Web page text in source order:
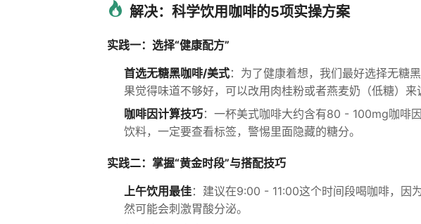
解决：科学饮用咖啡的5项实操方案
实践一：选择“健康配方”
首选无糖黑咖啡/美式：为了健康着想，我们最好选择无糖
果觉得味道不够好，可以改用肉桂粉或者燕麦奶（低糖）来
咖啡因计算技巧：一杯美式咖啡大约含有80 - 100mg咖啡
饮料，一定要查看标签，警惕里面隐藏的糖分。
实践二：掌握“黄金时段”与搭配技巧
上午饮用最佳：建议在9:00 - 11:00这个时间段喝咖啡，因
然可能会刺激胃酸分泌。